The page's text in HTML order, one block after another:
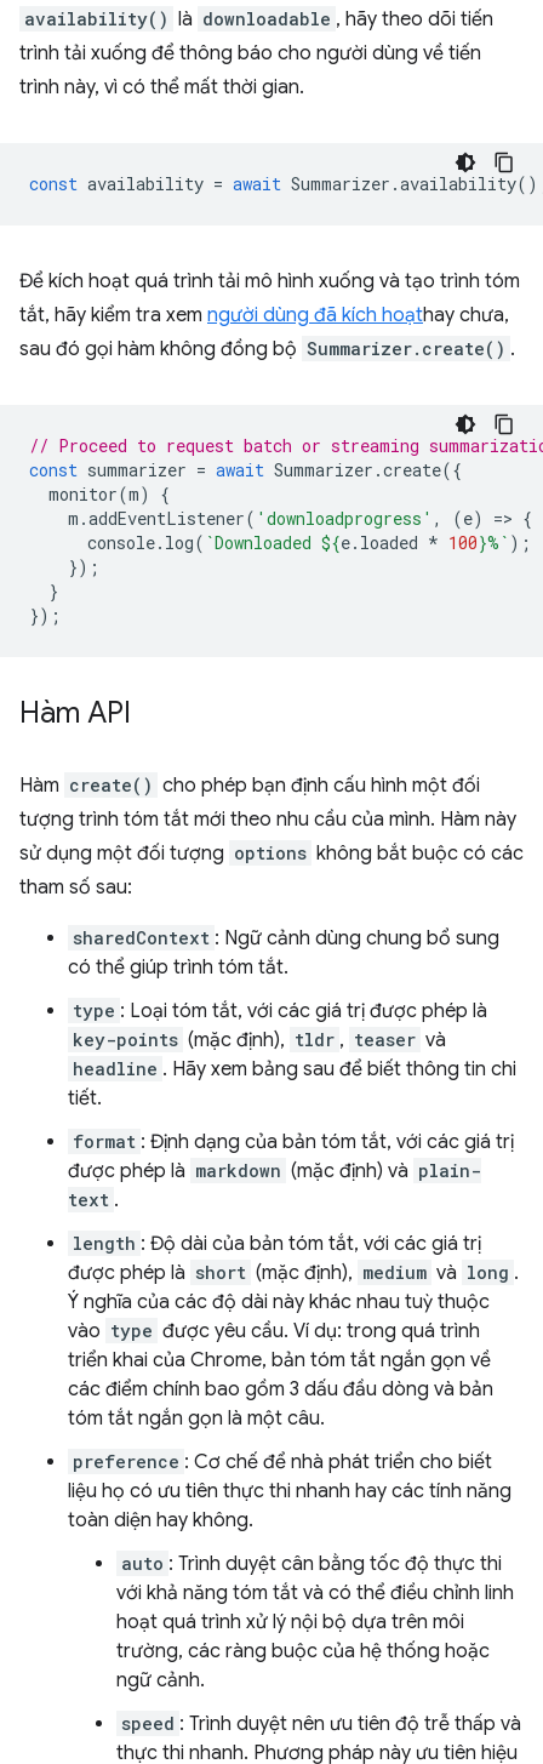
availability() là downloadable , hãy theo dõi tiến
trình tải xuống để thông báo cho người dùng về tiến
trình này, vì có thể mất thời gian.
const availability = await Summarizer .availability
Để kích hoạt quá trình tải mô hình xuống và tạo trình tóm
tắt, hãy kiểm tra xem người dùng đã kích hoạthay chưa,
sau đó gọi hàm không đồng bộ Summarizer.create() .
// Proceed to request batch or streaming
const summarizer = await Summarizer .create({
monitor(m)
{
m .addEventListener( 'downloadprogress' , (e) => {
console. log( `Downloaded ${e. loaded * 100}%` );
});
}
});
Hàm API
Hàm create() cho phép bạn định cấu hình một đối
tượng trình tóm tắt mới theo nhu cầu của mình. Hàm này
sử dụng một đối tượng options không bắt buộc có các
tham số sau:
sharedContext : Ngữ cảnh dùng chung bổ sung
có thể giúp trình tóm tắt.
type : Loại tóm tắt, với các giá trị được phép là
key-points (mặc định), tldr , teaser và
headline . Hãy xem bảng sau để biết thông tin chi
tiết.
format : Định dạng của bản tóm tắt, với các giá trị
được phép là markdown (mặc định) và plain-
text .
length : Độ dài của bản tóm tắt, với các giá trị
được phép là short (mặc định), medium và long .
Ý nghĩa của các độ dài này khác nhau tuỳ thuộc
vào type được yêu cầu. Ví dụ: trong quá trình
triển khai của Chrome, bản tóm tắt ngắn gọn về
các điểm chính bao gồm 3 dấu đầu dòng và bản
tóm tắt ngắn gọn là một câu.
preference : Cơ chế để nhà phát triển cho biết
liệu họ có ưu tiên thực thi nhanh hay các tính năng
toàn diện hay không.
auto : Trình duyệt cân bằng tốc độ thực thi
với khả năng tóm tắt và có thể điều chỉnh linh
hoạt quá trình xử lý nội bộ dựa trên môi
trường, các ràng buộc của hệ thống hoặc
ngữ cảnh.
speed : Trình duyệt nên ưu tiên độ trễ thấp và
thực thi nhanh. Phương pháp này ưu tiên hiệu